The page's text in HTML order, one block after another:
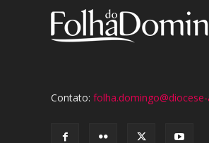
Contato: